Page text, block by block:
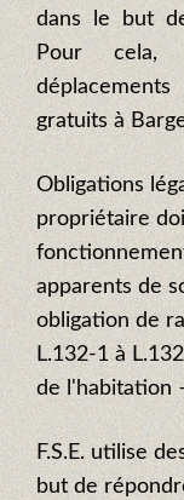
dans le but
Pour cela,
gratuits à
Obligations
propriétaire
apparents de
obligation de
L.132-1 à
de l'habitation
F.S.E. utilise
but de